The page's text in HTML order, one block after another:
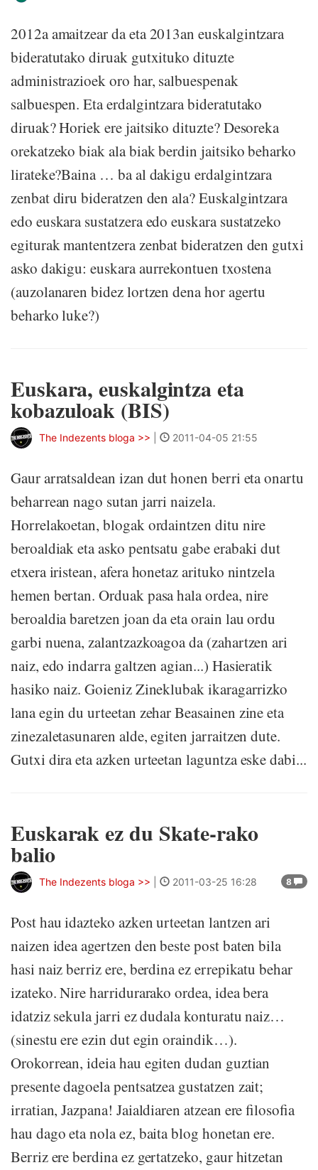
2012a amaitzear da eta 2013an euskalgintzara
bideratutako diruak gutxituko dituzte
administrazioek oro har, salbuespenak
salbuespen. Eta erdalgintzara bideratutako
diruak? Horiek ere jaitsiko dituzte? Desoreka
orekatzeko biak ala biak berdin jaitsiko beharko
lirateke?Baina … ba al dakigu erdalgintzara
zenbat diru bideratzen den ala? Euskalgintzara
edo euskara sustatzera edo euskara sustatzeko
egiturak mantentzera zenbat bideratzen den gutxi
asko dakigu: euskara aurrekontuen txostena
(auzolanaren bidez lortzen dena hor agertu
beharko luke?)
Euskara, euskalgintza eta
kobazuloak (BIS)
The Indezents bloga >> 2011-04-05 21:55
Gaur arratsaldean izan dut honen berri eta onartu
beharrean nago sutan jarri naizela.
Horrelakoetan, blogak ordaintzen ditu nire
beroaldiak eta asko pentsatu gabe erabaki dut
etxera iristean, afera honetaz arituko nintzela
hemen bertan. Orduak pasa hala ordea, nire
beroaldia baretzen joan da eta orain lau ordu
garbi nuena, zalantzazkoagoa da (zahartzen ari
naiz, edo indarra galtzen agian...) Hasieratik
hasiko naiz. Goieniz Zineklubak ikaragarrizko
lana egin du urteetan zehar Beasainen zine eta
zinezaletasunaren alde, egiten jarraitzen dute.
Gutxi dira eta azken urteetan laguntza eske dabi...
Euskarak ez du Skate-rako
balio
8
The Indezents bloga >> 2011-03-25 16:28
Post hau idazteko azken urteetan lantzen ari
naizen idea agertzen den beste post baten bila
hasi naiz berriz ere, berdina ez errepikatu behar
izateko. Nire harridurarako ordea, idea bera
idatziz sekula jarri ez dudala konturatu naiz…
(sinestu ere ezin dut egin oraindik…).
Orokorrean, ideia hau egiten dudan guztian
presente dagoela pentsatzea gustatzen zait;
irratian, Jazpana! Jaialdiaren atzean ere filosofia
hau dago eta nola ez, baita blog honetan ere.
Berriz ere berdina ez gertatzeko, gaur hitzetan